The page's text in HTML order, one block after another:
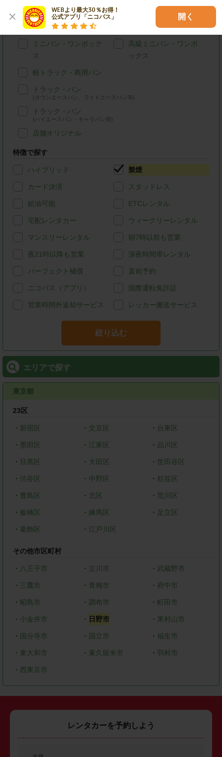
WEBより最大30％お得！
公式アプリ「ニコパス」
開く
ステーションワゴン・
セダン
ミニバン・ワンボック
ス
高級ミニバン・ワンボ
ックス
軽トラック・商用バン
トラック・バン
(タウンエースバン、ライトエースバン等)
トラック・バン
(ハイエースバン・キャラバン等)
店舗オリジナル
特徴で探す
ハイブリッド 禁煙
カード決済 スタッドレス
給油可能 ETCレンタル
宅配レンタカー ウィークリーレンタル
マンスリーレンタル 朝7時以前も営業
夜21時以降も営業 深夜時間帯レンタル
パーフェクト補償 直前予約
ニコパス（アプリ） 国際運転免許証
営業時間外返却サービス レッカー搬送サービス
絞り込む
エリアで探す
東京都
23区
・ 新宿区 ・ 文京区 ・ 台東区
・ 墨田区 ・ 江東区 ・ 品川区
・ 目黒区 ・ 大田区 ・世田谷区
・ 渋谷区 ・ 中野区 ・杉並区
・ 豊島区 ・ 北区 ・ 荒川区
・ 板橋区 ・ 練馬区 ・ 足立区
・ 葛飾区 ・ 江戸川区
その他市区町村
・ 八王子市 ・ 立川市 ・ 武蔵野市
・ 三鷹市 ・ 青梅市 ・ 府中市
・ 昭島市 ・ 調布市 ・ 町田市
・ 小金井市 ・ 日野市 ・ 東村山市
・ 国分寺市 ・ 国立市 ・ 福生市
・ 東大和市 ・ 東久留米市 ・羽村市
・ 西東京市
レンタカーを予約しよう